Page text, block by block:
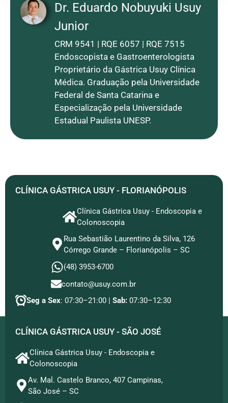
Dr. Eduardo Nobuyuki Usuy
Junior
CRM 9541 | RQE 6057 | RQE 7515
Endoscopista e Gastroenterologista
Proprietário da Gástrica Usuy Clínica
Médica. Graduação pela Universidade
Federal de Santa Catarina e
Especialização pela Universidade
Estadual Paulista UNESP.
CLÍNICA GÁSTRICA USUY - FLORIANÓPOLIS
Clínica Gástrica Usuy - Endoscopia e
Colonoscopia
Rua Sebastião Laurentino da Silva, 126
Córrego Grande – Florianópolis – SC
(48) 3953-6700
contato@usuy.com.br
Seg a Sex: 07:30–21:00 | Sab: 07:30–12:30
CLÍNICA GÁSTRICA USUY - SÃO JOSÉ
Clínica Gástrica Usuy - Endoscopia e
Colonoscopia
Av. Mal. Castelo Branco, 407 Campinas,
São José – SC